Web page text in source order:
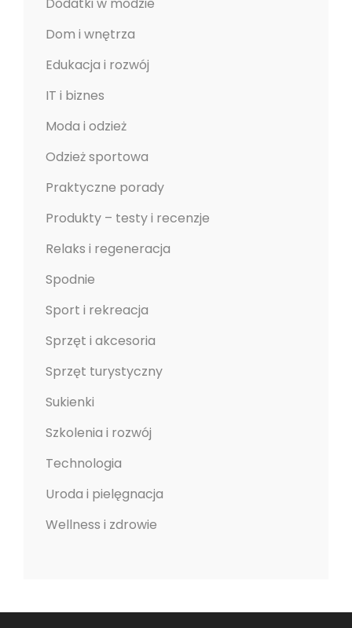
Dom i wnętrza
Edukacja i rozwój
IT i biznes
Moda i odzież
Odzież sportowa
Praktyczne porady
Produkty – testy i recenzje
Relaks i regeneracja
Spodnie
Sport i rekreacja
Sprzęt i akcesoria
Sprzęt turystyczny
Sukienki
Szkolenia i rozwój
Technologia
Uroda i pielęgnacja
Wellness i zdrowie